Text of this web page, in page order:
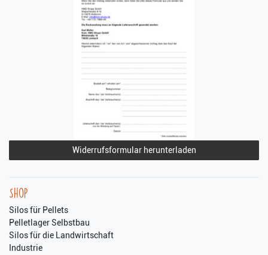
Widerrufsformular herunterladen
Shop
Silos für Pellets
Pelletlager Selbstbau
Silos für die Landwirtschaft
Industrie